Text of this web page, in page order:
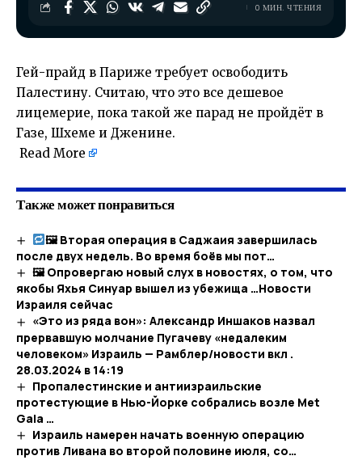
0 МИН. ЧТЕНИЯ
Гей-прайд в Париже требует освободить
Палестину. Считаю, что это все дешевое
лицемерие, пока такой же парад не пройдёт в
Газе, Шхеме и Дженине.
Read More
Также может понравиться
🖼 Вторая операция в Саджаия завершилась
после двух недель. Во время боёв мы пот…
🖼 Опровергаю новый слух в новостях, о том, что
якобы Яхья Синуар вышел из убежища …​Новости
Израиля сейчас
«Это из ряда вон»: Александр Иншаков назвал
прервавшую молчание Пугачеву «недалеким
человеком» Израиль — Рамблер/новости вкл .
28.03.2024 в 14:19
Пропалестинские и антиизраильские
протестующие в Нью-Йорке собрались возле Met
Gala …
Израиль намерен начать военную операцию
против Ливана во второй половине июля, со…